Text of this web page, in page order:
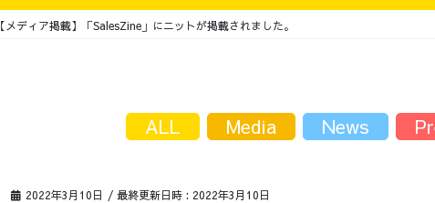
【メディア掲載】「SalesZine」にニットが掲載されました。
2022年3月10日 / 最終更新日時 : 2022年3月10日
ALL Media News